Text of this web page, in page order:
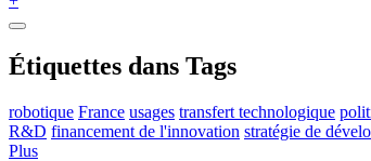
Étiquettes dans Tags
robotique France usages transfert technologique
R&D financement de l'innovation stratégie de
Plus